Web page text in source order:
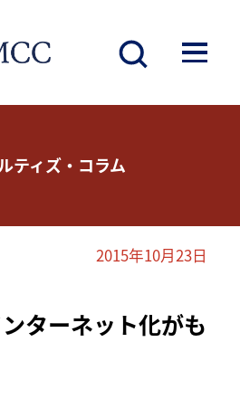
ティズ・コラム
2015年10月23日
ンターネット化がも